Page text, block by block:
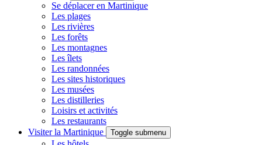
Se déplacer en Martinique
Les plages
Les rivières
Les forêts
Les montagnes
Les îlets
Les randonnées
Les sites historiques
Les musées
Les distilleries
Loisirs et activités
Les restaurants
Visiter la Martinique
Toggle submenu